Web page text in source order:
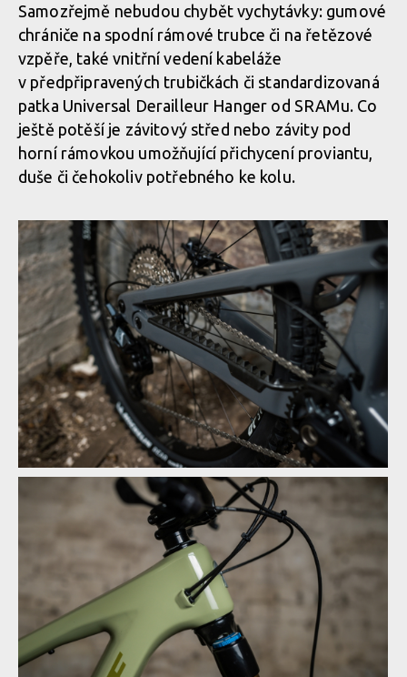
Samozřejmě nebudou chybět vychytávky: gumové
chrániče na spodní rámové trubce či na řetězové
vzpěře, také vnitřní vedení kabeláže
v předpřipravených trubičkách či standardizovaná
patka Universal Derailleur Hanger od SRAMu. Co
ještě potěší je závitový střed nebo závity pod
horní rámovkou umožňující přichycení proviantu,
duše či čehokoliv potřebného ke kolu.
Novinka: Nukeproof Mega - počtvrté stejně a přesto jinak
Novinka: Nukeproof Mega - počtvrté stejně a přesto jinak
Novinka: Nukeproof Mega - počtvrté stejně a přesto jinak